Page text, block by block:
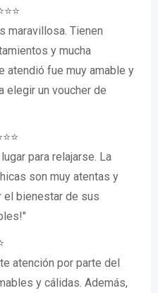
maravillosa. Tienen
y mucha
atendió fue muy amable y
elegir un voucher de
para relajarse. La
son muy atentas y
el bienestar de sus
atención por parte del
y cálidas. Además,